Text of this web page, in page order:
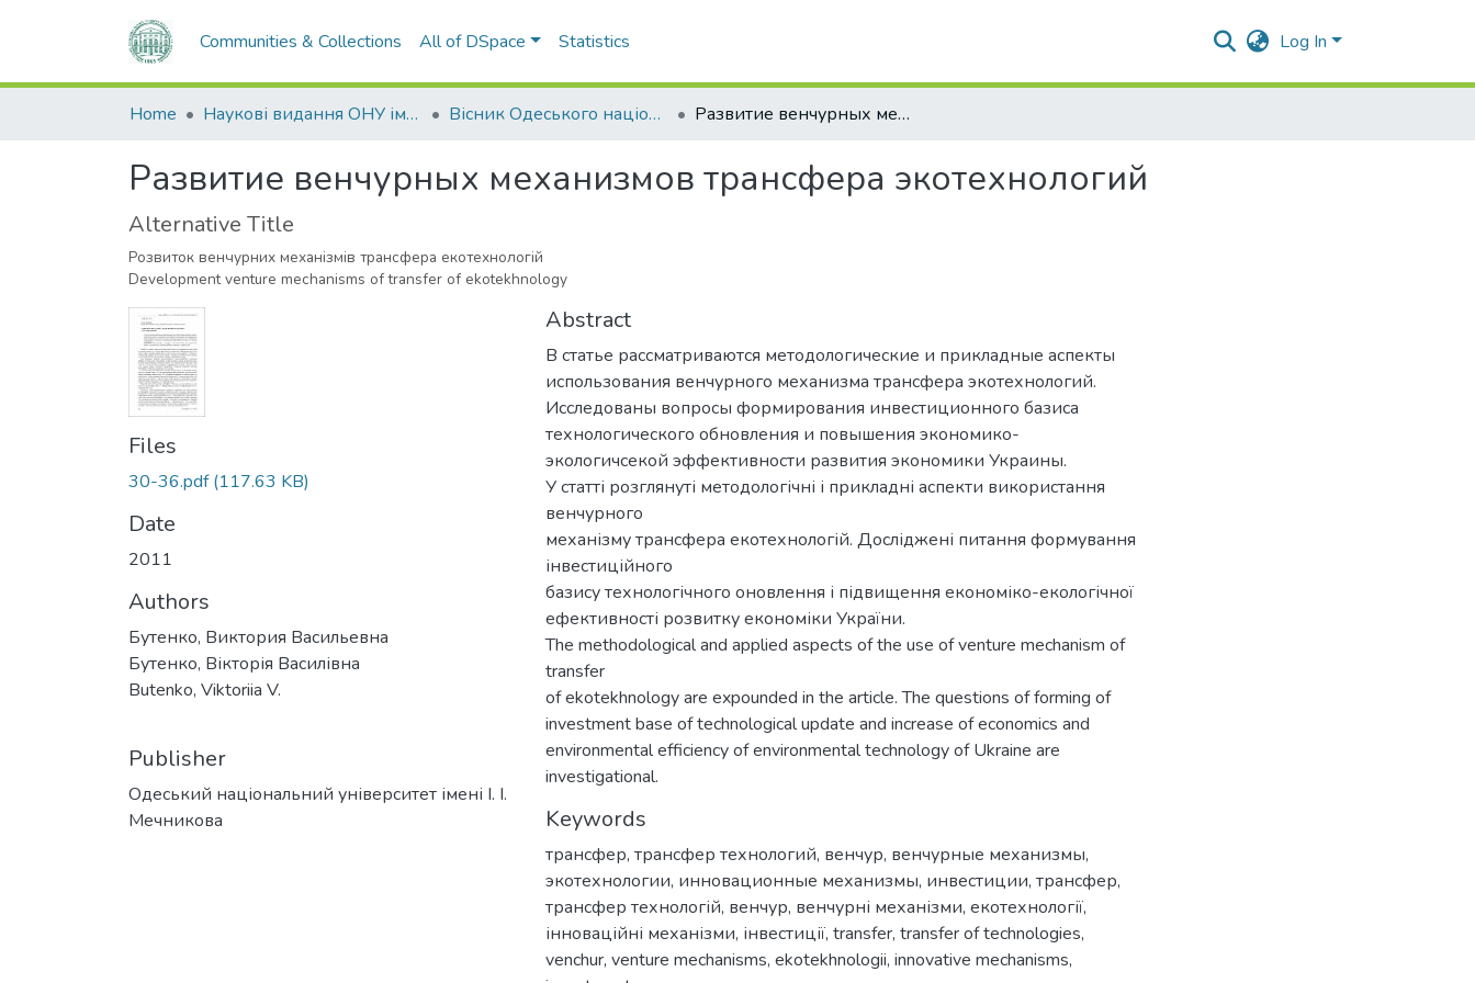
Communities & Collections All of DSpace Statistics Log In
Home Наукові видання ОНУ імені І. І. Мечникова Вісник Одеського національного університету. Економіка Развитие венчурных механизмов трансфера экотехнологий
Развитие венчурных механизмов трансфера экотехнологий
Alternative Title
Розвиток венчурних механізмів трансфера екотехнологій
Development venture mechanisms of transfer of ekotekhnology
Files
30-36.pdf(117.63 KB)
Date
2011
Authors
Бутенко, Виктория Васильевна
Бутенко, Вікторія Василівна
Butenko, Viktoriia V.
Publisher
Одеський національний університет імені І. І.
Мечникова
Abstract
В статье рассматриваются методологические и прикладные аспекты
использования венчурного механизма трансфера экотехнологий.
Исследованы вопросы формирования инвестиционного базиса
технологического обновления и повышения экономико-
экологичсекой эффективности развития экономики Украины.
У статті розглянуті методологічні і прикладні аспекти використання
венчурного
механізму трансфера екотехнологій. Досліджені питання формування
інвестиційного
базису технологічного оновлення і підвищення економіко-екологічної
ефективності розвитку економіки України.
The methodological and applied aspects of the use of venture mechanism of
transfer
of ekotekhnology are expounded in the article. The questions of forming of
investment base of technological update and increase of economics and
environmental efficiency of environmental technology of Ukraine are
investigational.
Keywords
трансфер, трансфер технологий, венчур, венчурные механизмы,
экотехнологии, инновационные механизмы, инвестиции, трансфер,
трансфер технологій, венчур, венчурні механізми, екотехнології,
інноваційні механізми, інвестиції, transfer, transfer of technologies,
venchur, venture mechanisms, ekotekhnologii, innovative mechanisms,